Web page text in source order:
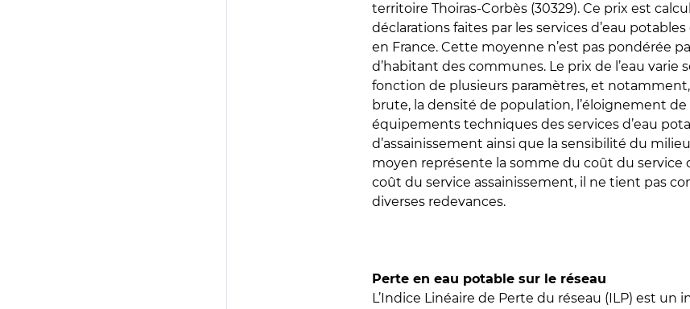
territoire Thoiras-Corbès (30329). Ce prix est
déclarations faites par les services d’eau
en France. Cette moyenne n’est pas pondérée
d’habitant des communes. Le prix de l’eau varie
fonction de plusieurs paramètres, et notamment,
brute, la densité de population, l’éloignement de
équipements techniques des services d’eau
d’assainissement ainsi que la sensibilité du
moyen représente la somme du coût du service
coût du service assainissement, il ne tient pas
diverses redevances.
Perte en eau potable sur le réseau
L’Indice Linéaire de Perte du réseau (ILP) est un